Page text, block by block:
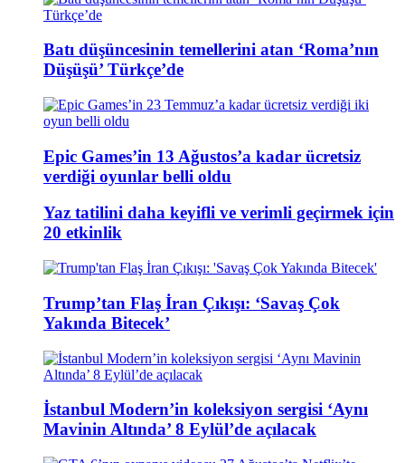
Batı düşüncesinin temellerini atan ‘Roma’nın
Düşüşü’ Türkçe’de
Epic Games’in 13 Ağustos’a kadar ücretsiz
verdiği oyunlar belli oldu
Yaz tatilini daha keyifli ve verimli geçirmek için
20 etkinlik
Trump’tan Flaş İran Çıkışı: ‘Savaş Çok
Yakında Bitecek’
İstanbul Modern’in koleksiyon sergisi ‘Aynı
Mavinin Altında’ 8 Eylül’de açılacak